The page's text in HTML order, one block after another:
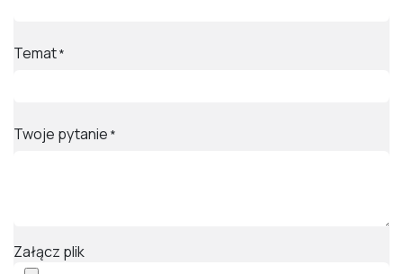
Temat*
Twoje pytanie *
Załącz plik